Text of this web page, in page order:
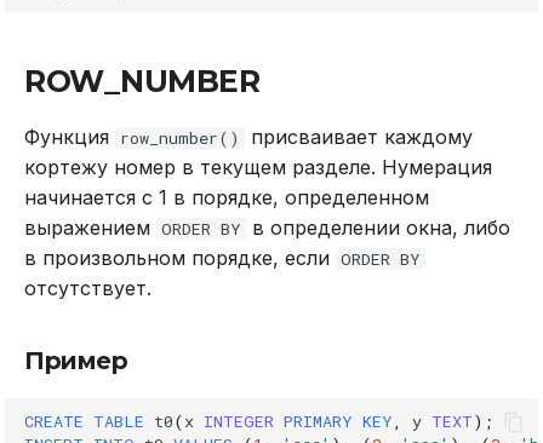
SELECT
TRUNCATE TABLE
VALUES
ROW_NUMBER
Функция row_number()
присваивает каждому
кортежу номер в текущем разделе. Нумерация
начинается с 1 в порядке, определенном
выражением ORDER BY
в определении окна, либо
в произвольном порядке, если ORDER BY
отсутствует.
Пример
CREATE TABLE t0(x INTEGER PRIMARY KEY, y TEXT);